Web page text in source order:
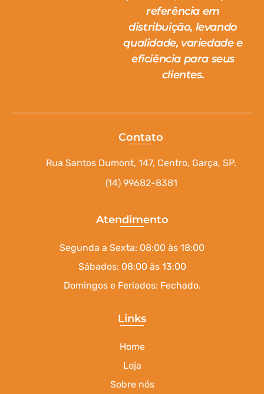
referência em
distribuição, levando
qualidade, variedade e
eficiência para seus
clientes.
Contato
Rua Santos Dumont, 147, Centro, Garça, SP.
(14) 99682-8381
Atendimento
Segunda a Sexta: 08:00 às 18:00
Sábados: 08:00 às 13:00
Domingos e Feriados: Fechado.
Links
Home
Loja
Sobre nós